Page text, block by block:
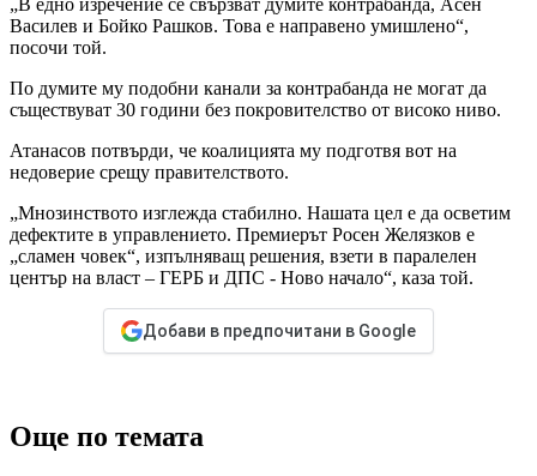
„В едно изречение се свързват думите контрабанда, Асен
Василев и Бойко Рашков. Това е направено умишлено“,
посочи той.
По думите му подобни канали за контрабанда не могат да
съществуват 30 години без покровителство от високо ниво.
Атанасов потвърди, че коалицията му подготвя вот на
недоверие срещу правителството.
„Мнозинството изглежда стабилно. Нашата цел е да осветим
дефектите в управлението. Премиерът Росен Желязков е
„сламен човек“, изпълняващ решения, взети в паралелен
център на власт – ГЕРБ и ДПС - Ново начало“, каза той.
Добави в предпочитани в Google
Още по темата